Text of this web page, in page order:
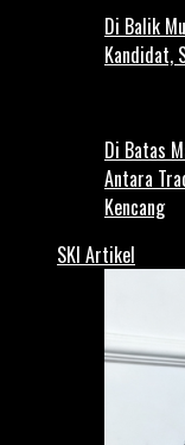
Di Balik
Kandidat,
Di Batas
Antara
Kencang
SKI Artikel